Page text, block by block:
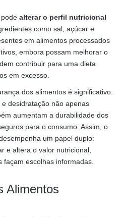
alterar o perfil nutricional
como sal, açúcar e
em alimentos processados
embora possam melhorar o
contribuir para uma dieta
em excesso.
dos alimentos é significativo.
desidratação não apenas
aumentam a durabilidade dos
para o consumo. Assim, o
um papel duplo:
e altera o valor nutricional,
escolhas informadas.
Alimentos